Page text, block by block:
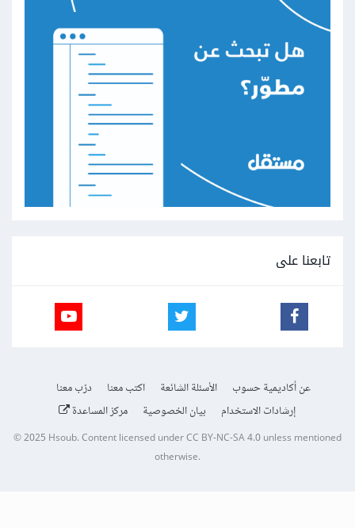
تابعنا على
عن أكاديمية حسوب الأسئلة الشائعة اكتب معنا
درّب معنا
إرشادات الاستخدام
بيان الخصوصية مركز المساعدة
© 2025 Hsoub.Content licensed underCC BY-NC-SA 4.0unless mentioned
otherwise.